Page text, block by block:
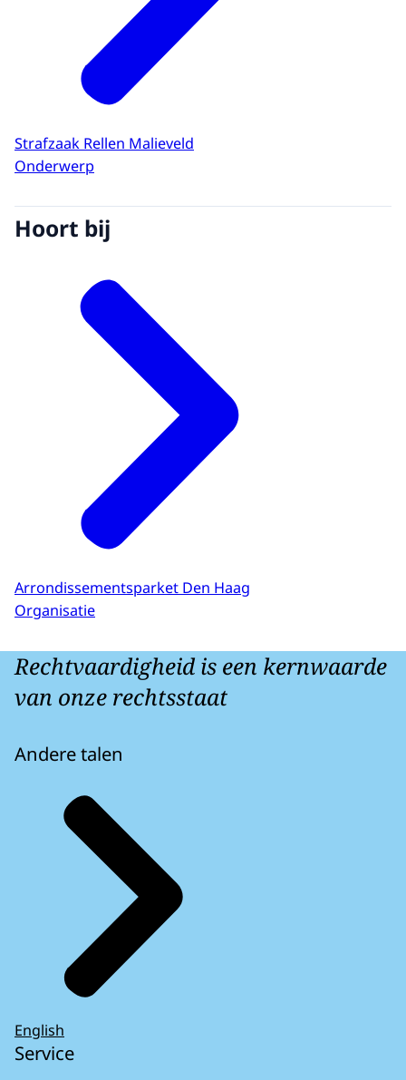
Strafzaak Rellen Malieveld
Onderwerp
Hoort bij
Arrondissementsparket Den Haag
Organisatie
Rechtvaardigheid is een kernwaarde
van onze rechtsstaat
Andere talen
English
Service